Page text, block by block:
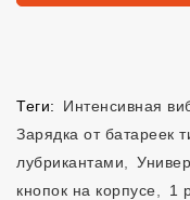
Теги: Интенсивная
Зарядка от батареек
лубрикантами
кнопок на корпусе
1